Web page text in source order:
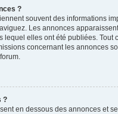
?
souvent des informations
Les annonces
lequel elles ont été publiées. Tout
concernant les annonces
?
en dessous des annonces et